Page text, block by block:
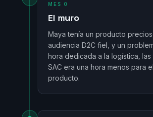
MES 0
El muro
Maya tenía un producto
audiencia D2C fiel, y un
hora dedicada a la logística, las
SAC era una hora menos para
producto.